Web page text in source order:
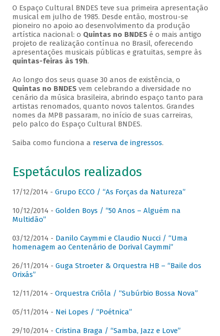
O Espaço Cultural BNDES teve sua primeira apresentação
musical em julho de 1985. Desde então, mostrou-se
pioneiro no apoio ao desenvolvimento da produção
artística nacional: o Quintas no BNDESé o mais antigo
projeto de realização contínua no Brasil, oferecendo
apresentações musicais públicas e gratuitas, sempre às
quintas-feiras às 19h.
Ao longo dos seus quase 30 anos de existência, o
Quintas no BNDESvem celebrando a diversidade no
cenário da música brasileira, abrindo espaço tanto para
artistas renomados, quanto novos talentos. Grandes
nomes da MPB passaram, no início de suas carreiras,
pelo palco do Espaço Cultural BNDES.
Saiba como funciona a reserva de ingressos.
Espetáculos realizados
17/12/2014 - Grupo ECCO / “As Forças da Natureza”
10/12/2014 - Golden Boys / “50 Anos – Alguém na
Multidão”
03/12/2014 - Danilo Caymmi e Claudio Nucci / “Uma
homenagem ao Centenário de Dorival Caymmi”
26/11/2014 - Guga Stroeter & Orquestra HB – “Baile dos
Orixás”
12/11/2014 - Orquestra Criôla / “Subúrbio Bossa Nova”
05/11/2014 - Nei Lopes / “Poétnica”
29/10/2014 - Cristina Braga / “Samba, Jazz e Love”